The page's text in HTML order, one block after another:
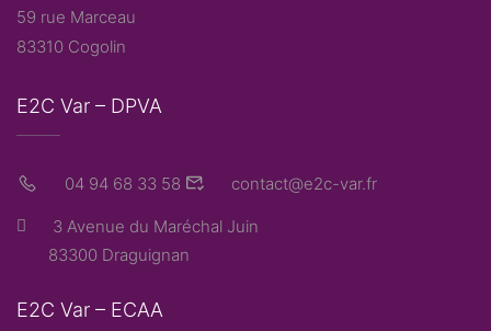
59 rue Marceau
83310 Cogolin
E2C Var – DPVA
04 94 68 33 58 contact@e2c-var.fr
3 Avenue du Maréchal Juin
83300 Draguignan
E2C Var – ECAA